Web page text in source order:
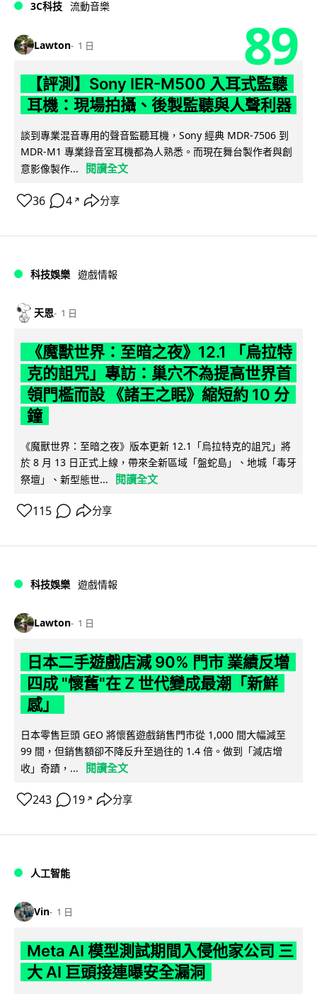
3C科技 流動音樂
Lawton 1 日 89
【評測】Sony IER-M500 入耳式監聽
耳機：現場拍攝、後製監聽與人聲利器
談到專業混音專用的聲音監聽耳機，Sony 經典 MDR-7506 到
MDR-M1 專業錄音室耳機都為人熟悉。而現在舞台製作者與創
意影像製作...
閱讀全文
36 4 ↗ 分享
科技娛樂 遊戲情報
天恩 1 日
《魔獸世界：至暗之夜》12.1 「烏拉特
克的詛咒」專訪：巢穴不為提高世界首
領門檻而設 《諸王之眠》縮短約 10 分
鐘
《魔獸世界：至暗之夜》版本更新 12.1「烏拉特克的詛咒」將
於 8 月 13 日正式上線，帶來全新區域「盤蛇島」、地城「毒牙
祭壇」、新型態世...
閱讀全文
115 分享
科技娛樂 遊戲情報
Lawton 1 日
日本二手遊戲店減 90% 門市 業績反增
四成 "懷舊"在 Z 世代變成最潮「新鮮
感」
日本零售巨頭 GEO 將懷舊遊戲銷售門市從 1,000 間大幅減至
99 間，但銷售額卻不降反升至過往的 1.4 倍。做到「減店增
收」奇蹟，...
閱讀全文
243 19 ↗ 分享
人工智能
Vin 1 日
Meta AI 模型測試期間入侵他家公司 三
大 AI 巨頭接連曝安全漏洞